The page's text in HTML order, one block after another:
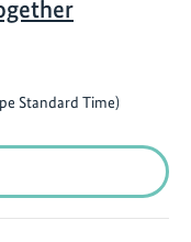
Standard Time)